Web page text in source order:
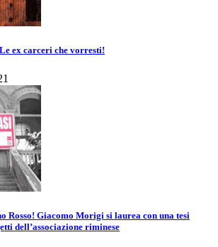
ex carceri che vorresti!
Rosso! Giacomo Morigi si laurea con una tesi
dell’associazione riminese